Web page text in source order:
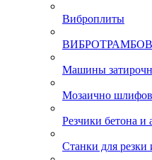
Виброплиты
Машины
Мозаично
Резчики бетона и
Станки для